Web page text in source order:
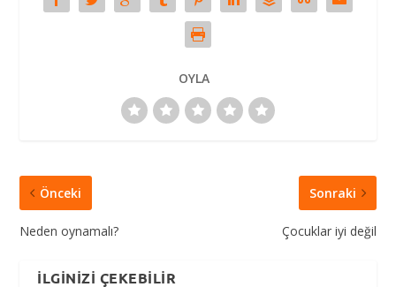
OYLA
Önceki
Neden oynamalı?
Sonraki
Çocuklar iyi değil
İLGINIZI ÇEKEBILIR